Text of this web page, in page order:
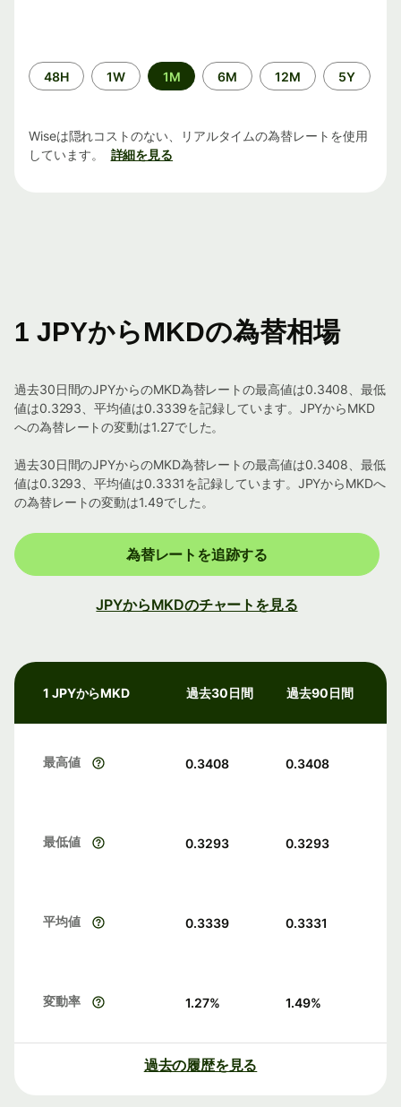
期
間
48H 1W 1M 6M 12M 5Y
Wiseは隠れコストのない、リアルタイムの為替レートを使用
しています。
詳細を見る
1 JPYからMKDの為替相場
過去30日間のJPYからのMKD為替レートの最高値は0.3408、最低
値は0.3293、平均値は0.3339を記録しています。JPYからMKD
への為替レートの変動は1.27でした。
過去30日間のJPYからのMKD為替レートの最高値は0.3408、最低
値は0.3293、平均値は0.3331を記録しています。JPYからMKDへ
の為替レートの変動は1.49でした。
為替レートを追跡する
JPYからMKDのチャートを見る
1 JPYからMKD 過去30日間 過去90日間
最高値 0.3408 0.3408
最低値 0.3293 0.3293
平均値 0.3339 0.3331
変動率 1.27% 1.49%
過去の履歴を見る